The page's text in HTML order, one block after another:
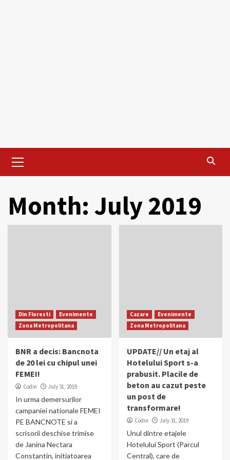
Menu
Month: July 2019
Din Floresti
Evenimente
Zona Metropolitana
BNR a decis: Bancnota
de 20 lei cu chipul unei
FEMEI!
Codin July 31, 2019
In urma demersurilor
campaniei nationale FEMEI
PE BANCNOTE si a
scrisorii deschise trimise
de Janina Nectara
Constantin, initiatoarea
Cazare
Evenimente
Zona Metropolitana
UPDATE// Un etaj al
Hotelului Sport s-a
prabusit. Placile de
beton au cazut peste
un post de
transformare!
Codin July 31, 2019
Unul dintre etajele
Hotelului Sport (Parcul
Central), care de